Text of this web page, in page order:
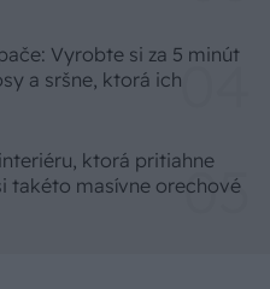
Vyrobte si za 5 minút
a sršne, ktorá ich
ktorá pritiahne
takéto masívne orechové